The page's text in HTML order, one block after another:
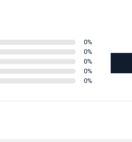
0%
0%
0%
0%
0%